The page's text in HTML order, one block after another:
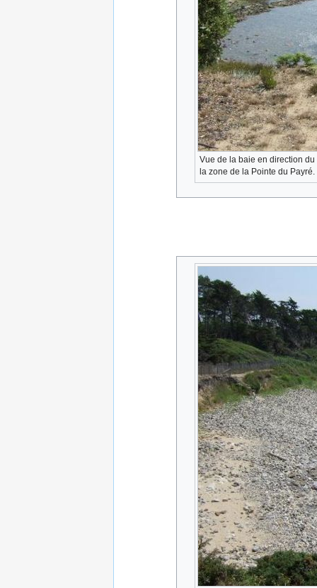
Vue de la baie en direction
la zone de la Pointe du Payré.